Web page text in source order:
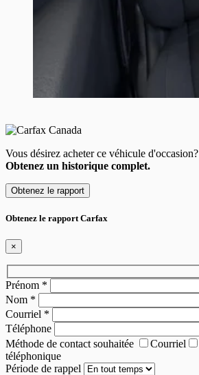
Vous désirez acheter ce véhicule d'occasion?
Obtenez un historique complet.
Obtenez le rapport
Obtenez le rapport Carfax
×
Prénom *
Nom *
Courriel *
Téléphone
Méthode de contact souhaitée
Courriel
téléphonique
Période de rappel